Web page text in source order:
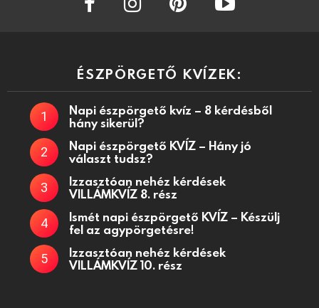
ÉSZPÖRGETŐ KVÍZEK:
Napi észpörgető kvíz – 8 kérdésből
hány sikerül?
Napi észpörgető KVÍZ – Hány jó
választ tudsz?
Izzasztóan nehéz kérdések
VILLÁMKVÍZ 8. rész
Ismét napi észpörgető KVÍZ – Készülj
fel az agypörgetésre!
Izzasztóan nehéz kérdések
VILLÁMKVÍZ 10. rész